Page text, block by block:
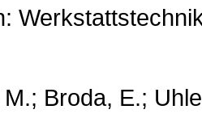
M.; Broda, E.;